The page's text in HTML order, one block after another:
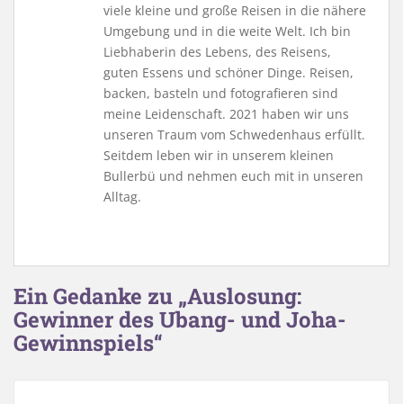
viele kleine und große Reisen in die nähere
Umgebung und in die weite Welt. Ich bin
Liebhaberin des Lebens, des Reisens,
guten Essens und schöner Dinge. Reisen,
backen, basteln und fotografieren sind
meine Leidenschaft. 2021 haben wir uns
unseren Traum vom Schwedenhaus erfüllt.
Seitdem leben wir in unserem kleinen
Bullerbü und nehmen euch mit in unseren
Alltag.
Ein Gedanke zu „Auslosung:
Gewinner des Ubang- und Joha-
Gewinnspiels“